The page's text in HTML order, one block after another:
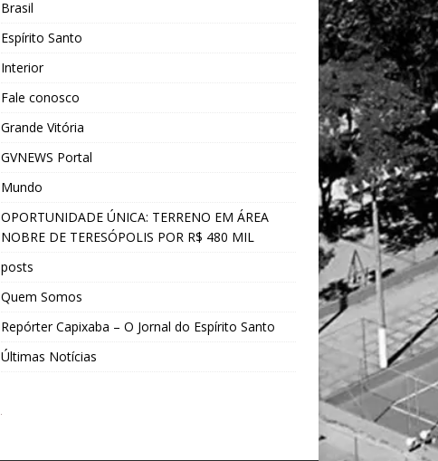
Brasil
Espírito Santo
Interior
Fale conosco
Grande Vitória
GVNEWS Portal
Mundo
OPORTUNIDADE ÚNICA: TERRENO EM ÁREA
NOBRE DE TERESÓPOLIS POR R$ 480 MIL
posts
Quem Somos
Repórter Capixaba – O Jornal do Espírito Santo
Últimas Notícias